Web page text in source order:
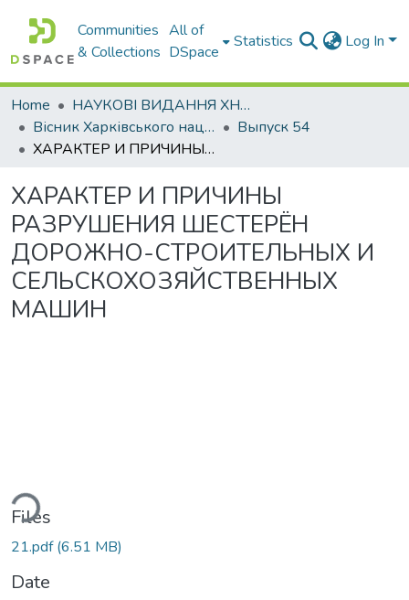
Communities
& Collections
All of
DSpace
Statistics Log In
Home
НАУКОВІ ВИДАННЯ ХНАДУ
Вісник Харківського національного автомобільно-дорожнього університету / Вестник Харьковского национального автомобильно-дорожного университета
Выпуск 54
ХАРАКТЕР И ПРИЧИНЫ РАЗРУШЕНИЯ ШЕСТЕРЁН ДОРОЖНО-СТРОИТЕЛЬНЫХ И СЕЛЬСКОХОЗЯЙСТВЕННЫХ МАШИН
ХАРАКТЕР И ПРИЧИНЫ
РАЗРУШЕНИЯ ШЕСТЕРЁН
ДОРОЖНО-СТРОИТЕЛЬНЫХ И
СЕЛЬСКОХОЗЯЙСТВЕННЫХ
МАШИН
Files
21.pdf(6.51 MB)
Date